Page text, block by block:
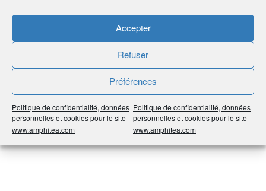
Accepter
Refuser
Préférences
Politique de confidentialité, données
personnelles et cookies pour le site
www.amphitea.com
Politique de confidentialité, données
personnelles et cookies pour le site
www.amphitea.com
#Toutes les régions #Grand-Est #54 Meurthe-et-
#Imprimerie et packaging